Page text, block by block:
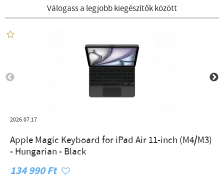
Válogass a legjobb kiegészítők között
2026.07.17
Apple Magic Keyboard for iPad Air 11-inch (M4/M3)
- Hungarian - Black
134 990 Ft